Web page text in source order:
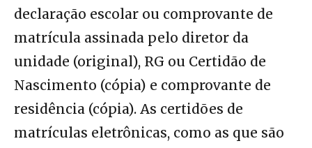
declaração escolar ou comprovante de
matrícula assinada pelo diretor da
unidade (original), RG ou Certidão de
Nascimento (cópia) e comprovante de
residência (cópia). As certidões de
matrículas eletrônicas, como as que são